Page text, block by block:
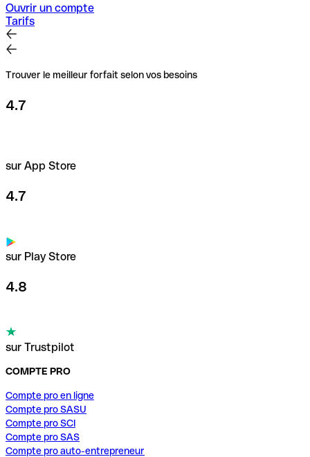
Ouvrir un compte
Tarifs
Trouver le meilleur forfait selon vos besoins
4.7
sur App Store
4.7
sur Play Store
4.8
sur Trustpilot
COMPTE PRO
Compte pro en ligne
Compte pro SASU
Compte pro SCI
Compte pro SAS
Compte pro auto-entrepreneur